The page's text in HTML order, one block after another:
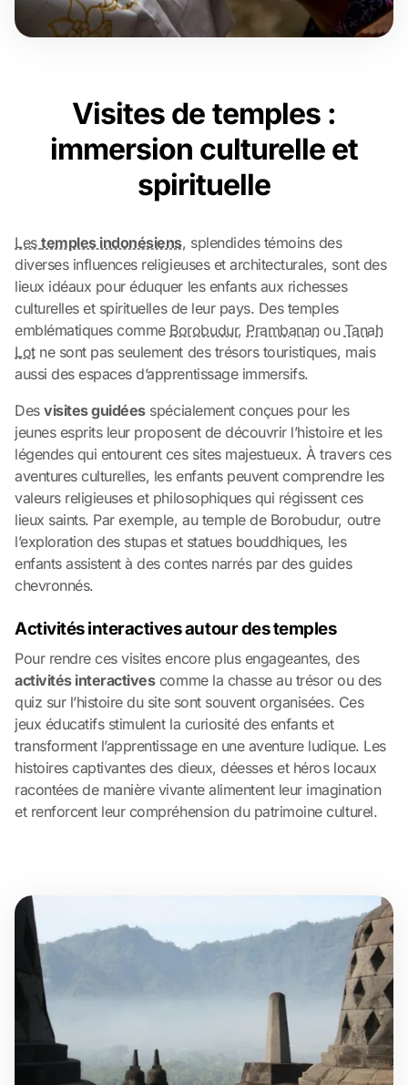
Visites de temples :
immersion culturelle et
spirituelle
Lestemples indonésiens, splendides témoins des
diverses influences religieuses et architecturales, sont des
lieux idéaux pour éduquer les enfants aux richesses
culturelles et spirituelles de leur pays. Des temples
emblématiques comme Borobudur, Prambananou Tanah
Lotne sont pas seulement des trésors touristiques, mais
aussi des espaces d’apprentissage immersifs.
Desvisites guidéesspécialement conçues pour les
jeunes esprits leur proposent de découvrir l’histoire et les
légendes qui entourent ces sites majestueux. À travers ces
aventures culturelles, les enfants peuvent comprendre les
valeurs religieuses et philosophiques qui régissent ces
lieux saints. Par exemple, au temple de Borobudur, outre
l’exploration des stupas et statues bouddhiques, les
enfants assistent à des contes narrés par des guides
chevronnés.
Activités interactives autour des temples
Pour rendre ces visites encore plus engageantes, des
activités interactivescomme la chasse au trésor ou des
quiz sur l’histoire du site sont souvent organisées. Ces
jeux éducatifs stimulent la curiosité des enfants et
transforment l’apprentissage en une aventure ludique. Les
histoires captivantes des dieux, déesses et héros locaux
racontées de manière vivante alimentent leur imagination
et renforcent leur compréhension du patrimoine culturel.